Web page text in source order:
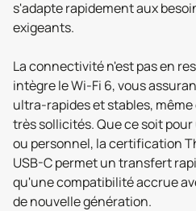
s'adapte rapidement aux
exigeants.
La connectivité n'est pas en
intègre le Wi-Fi 6, vous
ultra-rapides et stables,
très sollicités. Que ce soit
ou personnel, la certification
USB-C permet un transfert
qu'une compatibilité accrue
de nouvelle génération.